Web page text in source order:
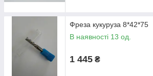
Фреза кукуруза 8*42*75
В наявності 13 од.
1 445 ₴